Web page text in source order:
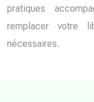
pratiques
remplacer votre
nécessaires.